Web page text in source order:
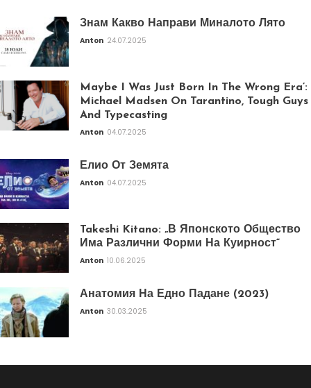
Знам Какво Направи Миналото Лято
Anton 24.07.2025
Maybe I Was Just Born In The Wrong Era’:
Michael Madsen On Tarantino, Tough Guys
And Typecasting
Anton 04.07.2025
Елио От Земята
Anton 04.07.2025
Takeshi Kitano: „В Японското Общество
Има Различни Форми На Куирност“
Anton 10.06.2025
Анатомия На Едно Падане (2023)
Anton 30.03.2025